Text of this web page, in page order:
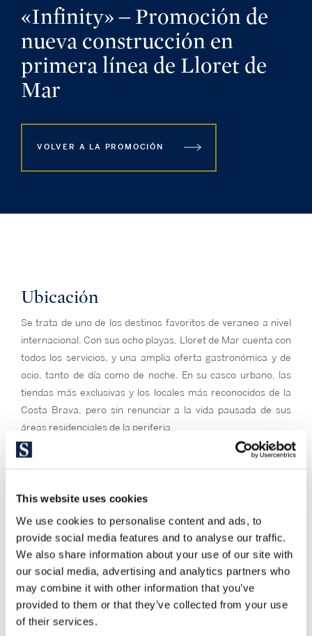
This website uses cookies
We use cookies to personalise content and ads, to
provide social media features and to analyse our traffic.
We also share information about your use of our site with
our social media, advertising and analytics partners who
may combine it with other information that you’ve
provided to them or that they’ve collected from your use
of their services.
«Infinity» – Promoción de
nueva construcción en
primera línea de Lloret de
Mar
VOLVER A LA PROMOCIÓN
Ubicación
Se trata de uno de los destinos favoritos de veraneo a nivel
internacional. Con sus ocho playas, Lloret de Mar cuenta con
todos los servicios, y una amplia oferta gastronómica y de
ocio, tanto de día como de noche. En su casco urbano, las
tiendas más exclusivas y los locales más reconocidos de la
Costa Brava, pero sin renunciar a la vida pausada de sus
áreas residenciales de la periferia.
En Barcelona & Costa Brava Sotheby’s International Realty
con piscina privada o exclusivos apartamentos en primera
línea de playa.